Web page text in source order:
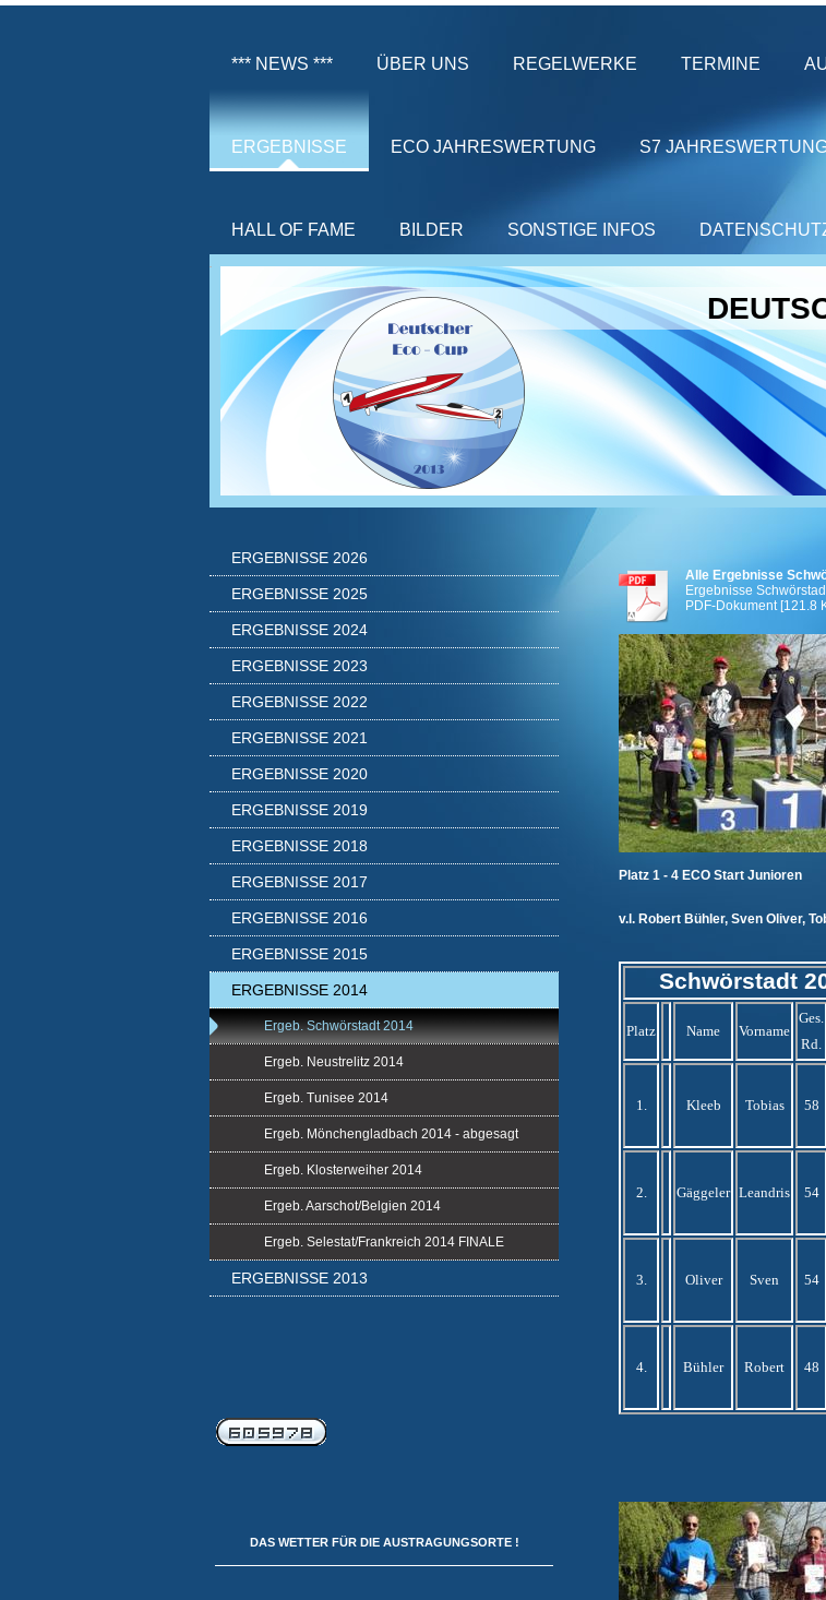
*** NEWS *** ÜBER UNS REGELWERKE TERMINE
ERGEBNISSE ECO JAHRESWERTUNG S7
HALL OF FAME BILDER SONSTIGE INFOS
Alle Ergebnisse
Ergebnisse
PDF-Dokument [121.8
Platz 1 - 4 ECO Start Junioren
v.l. Robert Bühler, Sven Oliver,
Schwörstadt
Platz Name Vorname
Ges.
Rd.
1. Kleeb Tobias 58
2. Gäggeler Leandris 54
3. Oliver Sven 54
4. Bühler Robert 48
ERGEBNISSE 2026
ERGEBNISSE 2025
ERGEBNISSE 2024
ERGEBNISSE 2023
ERGEBNISSE 2022
ERGEBNISSE 2021
ERGEBNISSE 2020
ERGEBNISSE 2019
ERGEBNISSE 2018
ERGEBNISSE 2017
ERGEBNISSE 2016
ERGEBNISSE 2015
ERGEBNISSE 2014
Ergeb. Schwörstadt 2014
Ergeb. Neustrelitz 2014
Ergeb. Tunisee 2014
Ergeb. Mönchengladbach 2014 - abgesagt
Ergeb. Klosterweiher 2014
Ergeb. Aarschot/Belgien 2014
Ergeb. Selestat/Frankreich 2014 FINALE
ERGEBNISSE 2013
DAS WETTER FÜR DIE AUSTRAGUNGSORTE !